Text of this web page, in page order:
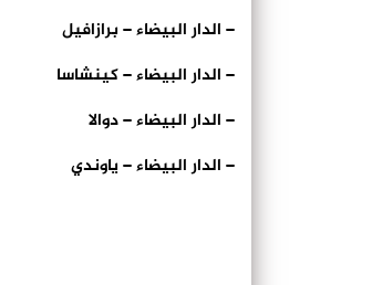
– الدار البيضاء – برازافيل
– الدار البيضاء – كينشاسا
– الدار البيضاء – دوالا
– الدار البيضاء – ياوندي